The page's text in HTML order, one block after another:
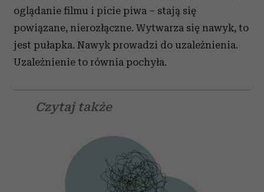
oglądanie filmu i picie piwa – stają się
powiązane, nierozłączne. Wytwarza się nawyk, to
jest pułapka. Nawyk prowadzi do uzależnienia.
Uzależnienie to równia pochyła.
Czytaj także